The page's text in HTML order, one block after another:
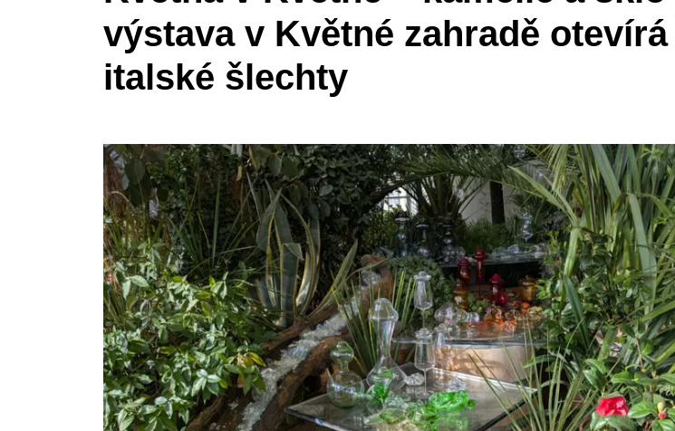
výstava v Květné zahradě
italské šlechty